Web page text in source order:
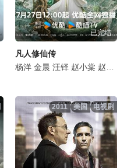
石文中 韩沛颖 苗阜
任重 郝平 白冰 董晴 徐梵溪
田美都 金海淑 金甲洙 丁文晟
已完结
凡人修仙传
杨洋 金晨 汪铎 赵小棠 赵晴
电视剧
美国
2011